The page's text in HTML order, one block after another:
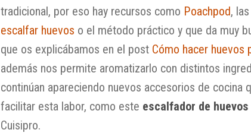
tradicional, por eso hay recursos como Poachpod, las
escalfar huevos o el método práctico y que da muy
que os explicábamos en el post Cómo hacer huevos
además nos permite aromatizarlo con distintos
continúan apareciendo nuevos accesorios de cocina
facilitar esta labor, como este escalfador de
Cuisipro.